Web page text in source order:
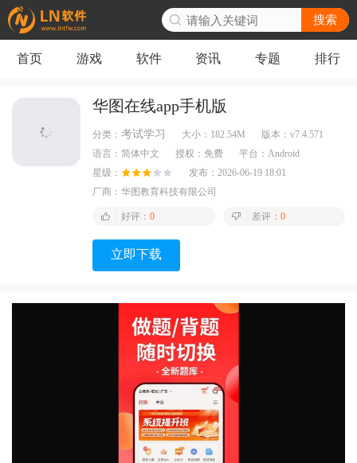
搜索
首页 游戏 软件 资讯 专题 排行
华图在线app手机版
分类： 考试学习 大小： 182.54M 版本： v7.4.571
语言： 简体中文 授权： 免费 平台： Android
星级：
发布： 2026-06-19 18:01
厂商： 华图教育科技有限公司
好评： 0 差评： 0
立即下载